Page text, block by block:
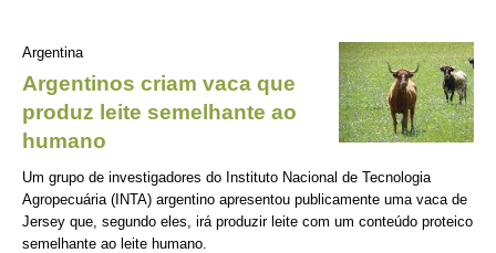
Argentina
Argentinos criam vaca que
produz leite semelhante ao
humano
Um grupo de investigadores do Instituto Nacional de Tecnologia
Agropecuária (INTA) argentino apresentou publicamente uma vaca de
Jersey que, segundo eles, irá produzir leite com um conteúdo proteico
semelhante ao leite humano.